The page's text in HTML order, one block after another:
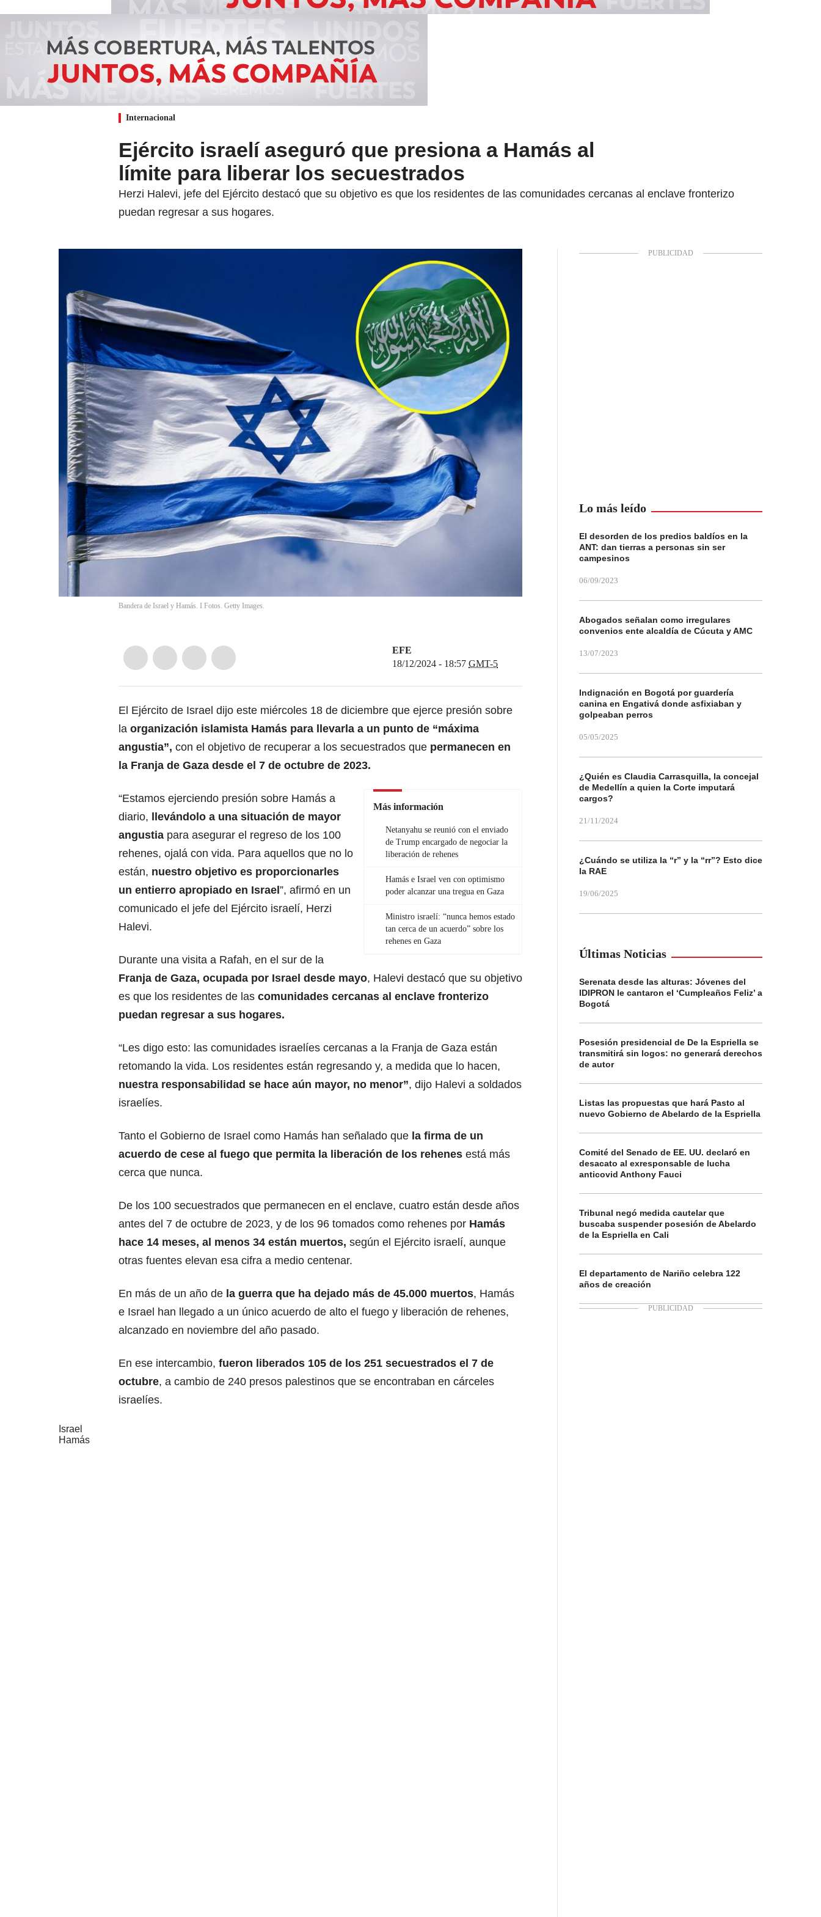
Internacional
Ejército israelí aseguró que presiona a Hamás al
límite para liberar los secuestrados
Herzi Halevi, jefe del Ejército destacó que su objetivo es que los residentes de las comunidades cercanas al enclave fronterizo
puedan regresar a sus hogares.
Bandera de Israel y Hamás. I Fotos. Getty Images.
EFE
18/12/2024 - 18:57 GMT-5
El Ejército de Israel dijo este miércoles 18 de diciembre que ejerce presión sobre
la organización islamista Hamás para llevarla a un punto de “máxima
angustia”, con el objetivo de recuperar a los secuestrados que permanecen en
la Franja de Gaza desde el 7 de octubre de 2023.
Más información
Netanyahu se reunió con el enviado
de Trump encargado de negociar la
liberación de rehenes
Hamás e Israel ven con optimismo
poder alcanzar una tregua en Gaza
Ministro israelí: “nunca hemos estado
tan cerca de un acuerdo” sobre los
rehenes en Gaza
“Estamos ejerciendo presión sobre Hamás a
diario, llevándolo a una situación de mayor
angustia para asegurar el regreso de los 100
rehenes, ojalá con vida. Para aquellos que no lo
están, nuestro objetivo es proporcionarles
un entierro apropiado en Israel ”, afirmó en un
comunicado el jefe del Ejército israelí, Herzi
Halevi.
Durante una visita a Rafah, en el sur de la
Franja de Gaza, ocupada por Israel desde mayo, Halevi destacó que su objetivo
es que los residentes de las comunidades cercanas al enclave fronterizo
puedan regresar a sus hogares.
“Les digo esto: las comunidades israelíes cercanas a la Franja de Gaza están
retomando la vida. Los residentes están regresando y, a medida que lo hacen,
nuestra responsabilidad se hace aún mayor, no menor”, dijo Halevi a soldados
israelíes.
Tanto el Gobierno de Israel como Hamás han señalado que la firma de un
acuerdo de cese al fuego que permita la liberación de los rehenes está más
cerca que nunca.
De los 100 secuestrados que permanecen en el enclave, cuatro están desde años
antes del 7 de octubre de 2023, y de los 96 tomados como rehenes por Hamás
hace 14 meses, al menos 34 están muertos, según el Ejército israelí, aunque
otras fuentes elevan esa cifra a medio centenar.
En más de un año de la guerra que ha dejado más de 45.000 muertos, Hamás
e Israel han llegado a un único acuerdo de alto el fuego y liberación de rehenes,
alcanzado en noviembre del año pasado.
En ese intercambio, fueron liberados 105 de los 251 secuestrados el 7 de
octubre, a cambio de 240 presos palestinos que se encontraban en cárceles
israelíes.
Israel
Hamás
Lo más leído
El desorden de los predios baldíos en la
ANT: dan tierras a personas sin ser
campesinos
06/09/2023
Abogados señalan como irregulares
convenios ente alcaldía de Cúcuta y AMC
13/07/2023
Indignación en Bogotá por guardería
canina en Engativá donde asfixiaban y
golpeaban perros
05/05/2025
¿Quién es Claudia Carrasquilla, la concejal
de Medellín a quien la Corte imputará
cargos?
21/11/2024
¿Cuándo se utiliza la “r” y la “rr”? Esto dice
la RAE
19/06/2025
Últimas Noticias
Serenata desde las alturas: Jóvenes del
IDIPRON le cantaron el ‘Cumpleaños Feliz’ a
Bogotá
Posesión presidencial de De la Espriella se
transmitirá sin logos: no generará derechos
de autor
Listas las propuestas que hará Pasto al
nuevo Gobierno de Abelardo de la Espriella
Comité del Senado de EE. UU. declaró en
desacato al exresponsable de lucha
anticovid Anthony Fauci
Tribunal negó medida cautelar que
buscaba suspender posesión de Abelardo
de la Espriella en Cali
El departamento de Nariño celebra 122
años de creación